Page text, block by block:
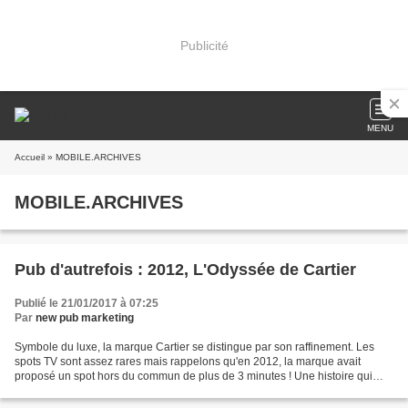
Publicité
MENU
Accueil » MOBILE.ARCHIVES
MOBILE.ARCHIVES
Pub d'autrefois : 2012, L'Odyssée de Cartier
Publié le 21/01/2017 à 07:25
Par new pub marketing
Symbole du luxe, la marque Cartier se distingue par son raffinement. Les
spots TV sont assez rares mais rappelons qu'en 2012, la marque avait
proposé un spot hors du commun de plus de 3 minutes ! Une histoire qui